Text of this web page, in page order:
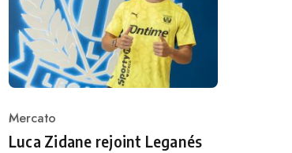
Category
Mercato
Luca Zidane rejoint Leganés